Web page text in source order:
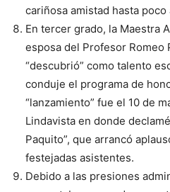
cariñosa amistad hasta
En tercer grado, la Maestra
esposa del Profesor Romeo
“descubrió” como talento
conduje el programa de
“lanzamiento” fue el 10 de
Lindavista en donde
Paquito”, que arrancó
festejadas asistentes.
Debido a las presiones